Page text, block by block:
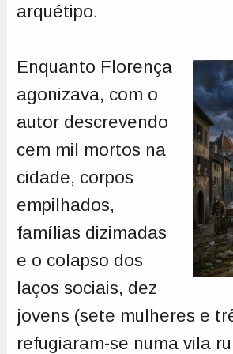
arquétipo.
Enquanto Florença
agonizava, com o
autor descrevendo
cem mil mortos na
cidade, corpos
empilhados,
famílias dizimadas
e o colapso dos
laços sociais, dez
jovens (sete mulheres e
refugiaram-se numa vila